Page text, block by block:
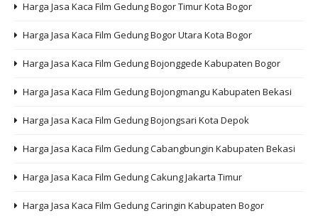
Harga Jasa Kaca Film Gedung Bogor Timur Kota Bogor
Harga Jasa Kaca Film Gedung Bogor Utara Kota Bogor
Harga Jasa Kaca Film Gedung Bojonggede Kabupaten Bogor
Harga Jasa Kaca Film Gedung Bojongmangu Kabupaten Bekasi
Harga Jasa Kaca Film Gedung Bojongsari Kota Depok
Harga Jasa Kaca Film Gedung Cabangbungin Kabupaten Bekasi
Harga Jasa Kaca Film Gedung Cakung Jakarta Timur
Harga Jasa Kaca Film Gedung Caringin Kabupaten Bogor